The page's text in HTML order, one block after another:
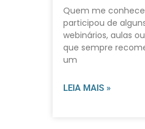
Quem me
participou de
webinários, aulas
que sempre
um
LEIA MAIS »